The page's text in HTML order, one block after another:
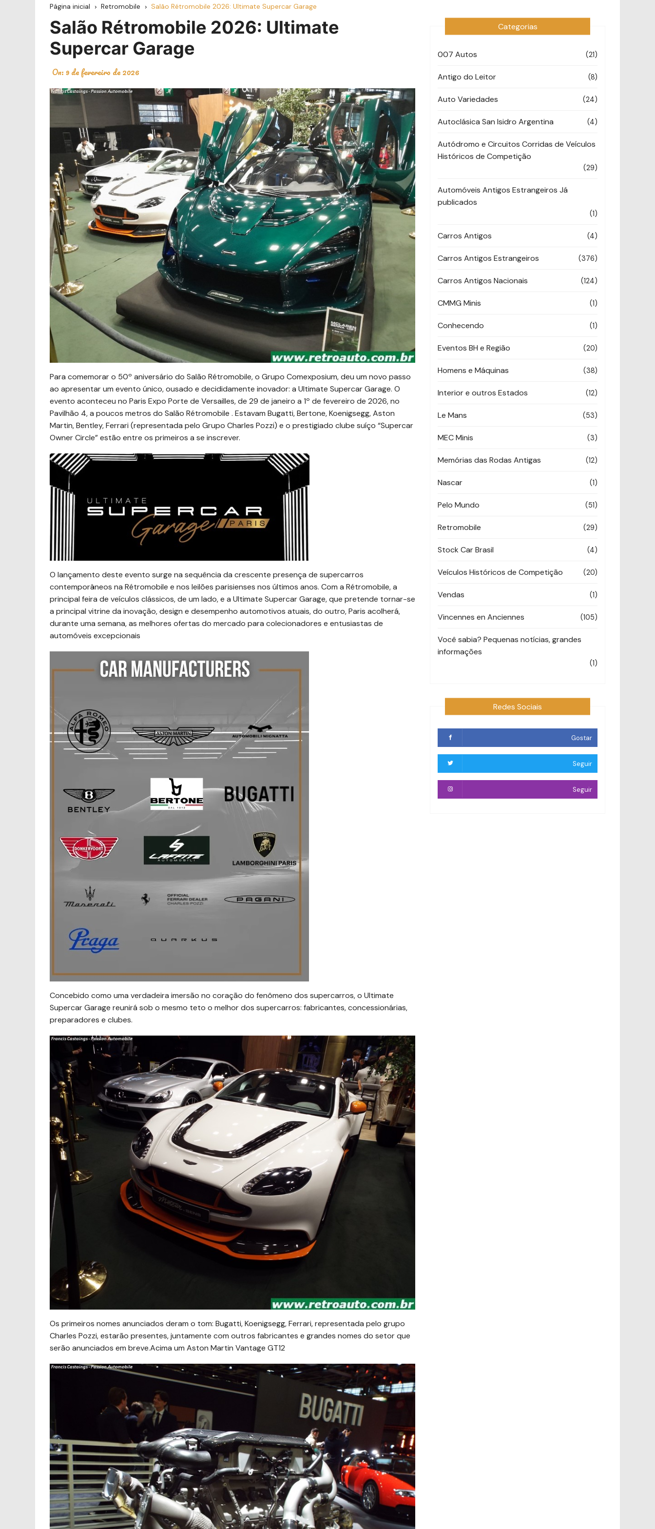
Página inicial Retromobile Salão Rétromobile 2026: Ultimate Supercar Garage
Salão Rétromobile 2026: Ultimate
Supercar Garage
On:9 de fevereiro de 2026
Para comemorar o 50º aniversário do Salão Rétromobile, o Grupo Comexposium, deu um novo passo
ao apresentar um evento único, ousado e decididamente inovador: a Ultimate Supercar Garage. O
evento aconteceu no Paris Expo Porte de Versailles, de 29 de janeiro a 1º de fevereiro de 2026, no
Pavilhão 4, a poucos metros do Salão Rétromobile . Estavam Bugatti, Bertone, Koenigsegg, Aston
Martin, Bentley, Ferrari (representada pelo Grupo Charles Pozzi) e o prestigiado clube suíço “Supercar
Owner Circle” estão entre os primeiros a se inscrever.
O lançamento deste evento surge na sequência da crescente presença de supercarros
contemporâneos na Rétromobile e nos leilões parisienses nos últimos anos. Com a Rétromobile, a
principal feira de veículos clássicos, de um lado, e a Ultimate Supercar Garage, que pretende tornar-se
a principal vitrine da inovação, design e desempenho automotivos atuais, do outro, Paris acolherá,
durante uma semana, as melhores ofertas do mercado para colecionadores e entusiastas de
automóveis excepcionais
Concebido como uma verdadeira imersão no coração do fenômeno dos supercarros, o Ultimate
Supercar Garage reunirá sob o mesmo teto o melhor dos supercarros: fabricantes, concessionárias,
preparadores e clubes.
Os primeiros nomes anunciados deram o tom: Bugatti, Koenigsegg, Ferrari, representada pelo grupo
Charles Pozzi, estarão presentes, juntamente com outros fabricantes e grandes nomes do setor que
serão anunciados em breve.Acima um Aston Martin Vantage GT12
Categorias
007 Autos (21)
Antigo do Leitor (8)
Auto Variedades (24)
Autoclásica San Isidro Argentina (4)
Autódromo e Circuitos Corridas de Veículos
Históricos de Competição
(29)
Automóveis Antigos Estrangeiros Já
publicados
(1)
Carros Antigos (4)
Carros Antigos Estrangeiros (376)
Carros Antigos Nacionais (124)
CMMG Minis (1)
Conhecendo (1)
Eventos BH e Região (20)
Homens e Máquinas (38)
Interior e outros Estados (12)
Le Mans (53)
MEC Minis (3)
Memórias das Rodas Antigas (12)
Nascar (1)
Pelo Mundo (51)
Retromobile (29)
Stock Car Brasil (4)
Veículos Históricos de Competição (20)
Vendas (1)
Vincennes en Anciennes (105)
Você sabia? Pequenas notícias, grandes
informações
(1)
Redes Sociais
Gostar
Seguir
Seguir